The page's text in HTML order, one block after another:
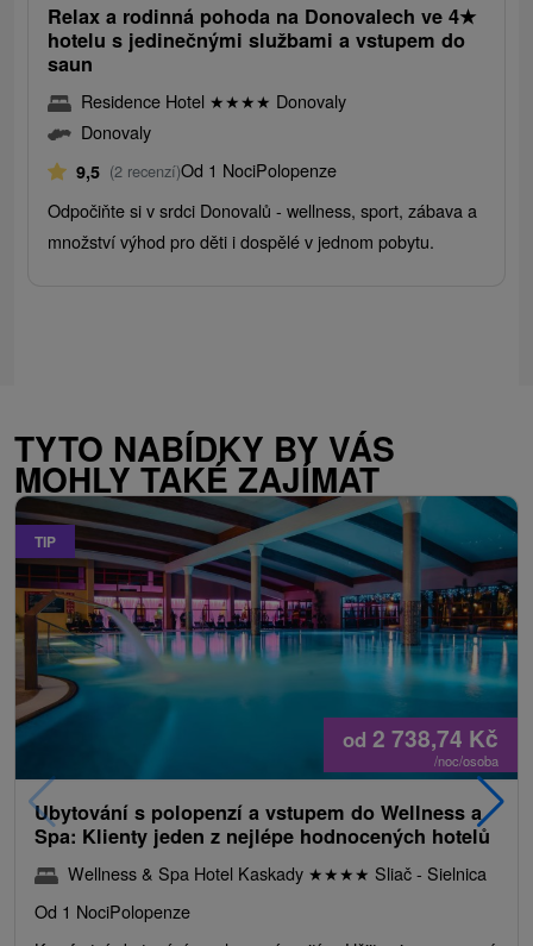
Relax a rodinná pohoda na Donovalech ve 4★
hotelu s jedinečnými službami a vstupem do
saun
Residence Hotel ★★★★ Donovaly
Donovaly
9,5 (2 recenzí)Od 1 NociPolopenze
Odpočiňte si v srdci Donovalů - wellness, sport, zábava a
množství výhod pro děti i dospělé v jednom pobytu.
TYTO NABÍDKY BY VÁS
MOHLY TAKÉ ZAJÍMAT
TIP
od 2 738,74 Kč
/noc/osoba
Ubytování s polopenzí a vstupem do Wellness a
Spa: Klienty jeden z nejlépe hodnocených hotelů
Wellness & Spa Hotel Kaskady ★★★★ Sliač - Sielnica
Od 1 NociPolopenze